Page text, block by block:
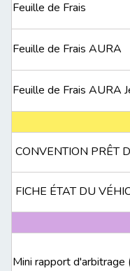
Feuille de Frais
Feuille de Frais AURA
Feuille de Frais AURA
CONVENTION PRÊT
FICHE ÉTAT DU
Mini rapport d'arbitrage